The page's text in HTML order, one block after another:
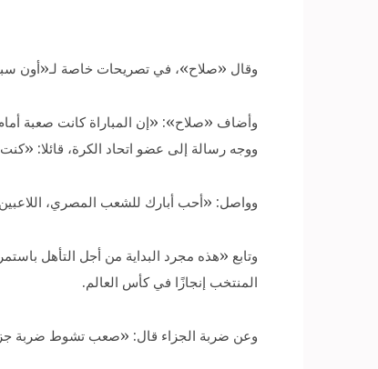
وقال «صلاح»، في تصريحات خاصة لـ«أون
وأضاف «صلاح»: «إن المباراة كانت صعبة أمام
ووجه رسالة إلى عضو اتحاد الكرة، قائلا:
وواصل: «أحب أبارك للشعب المصري،
وتابع «هذه مجرد البداية من أجل التأهل
المنتخب إنجازًا في كأس العالم.
وعن ضربة الجزاء قال: «صعب تشوط ضربة